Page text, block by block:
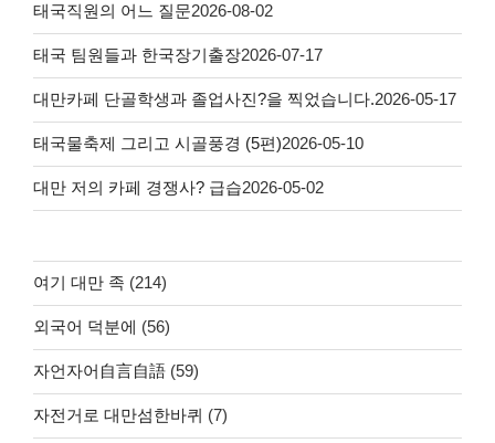
태국직원의 어느 질문2026-08-02
태국 팀원들과 한국장기출장2026-07-17
대만카페 단골학생과 졸업사진?을 찍었습니다.2026-05-17
태국물축제 그리고 시골풍경 (5편)2026-05-10
대만 저의 카페 경쟁사? 급습2026-05-02
여기 대만 족 (214)
외국어 덕분에 (56)
자언자어自言自語 (59)
자전거로 대만섬한바퀴 (7)